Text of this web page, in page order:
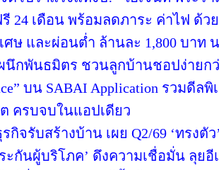
รี 24 เดือน พร้อมลดภาระ ค่าไฟ ด้
ศษ และผ่อนต่ำ ล้านละ 1,800 บาท
นึกพันธมิตร ชวนลูกบ้านชอปง่ายกว่
บน SABAI Application รวมดีล
ครบจบในแอปเดียว
กิจรับสร้างบ้าน เผย Q2/69 ‘ทรง
ะกันผู้บริโภค’ ดึงความเชื่อมั่น ลุย